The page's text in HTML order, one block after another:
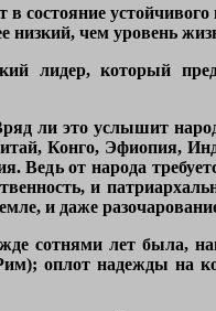
состояние
низкий, чем уровень
лидер, который
ли это услышит
Конго, Эфиопия,
Ведь от народа
и
и даже
сотнями лет была,
оплот надежды на